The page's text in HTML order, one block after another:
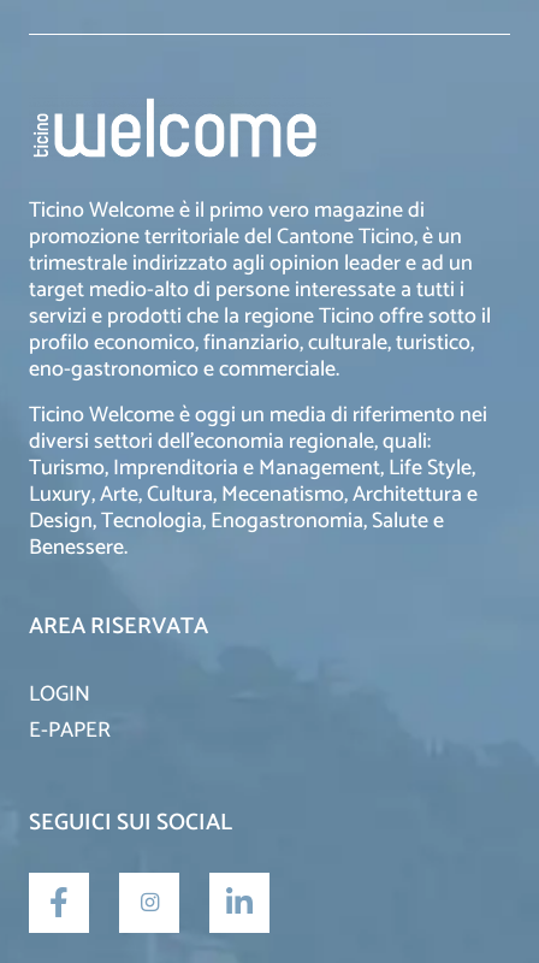
Ticino Welcome è il primo vero magazine di
promozione territoriale del Cantone Ticino, è un
trimestrale indirizzato agli opinion leader e ad un
target medio-alto di persone interessate a tutti i
servizi e prodotti che la regione Ticino offre sotto il
profilo economico, finanziario, culturale, turistico,
eno-gastronomico e commerciale.
Ticino Welcome è oggi un media di riferimento nei
diversi settori dell’economia regionale, quali:
Turismo, Imprenditoria e Management, Life Style,
Luxury, Arte, Cultura, Mecenatismo, Architettura e
Design, Tecnologia, Enogastronomia, Salute e
Benessere.
AREA RISERVATA
LOGIN
E-PAPER
SEGUICI SUI SOCIAL